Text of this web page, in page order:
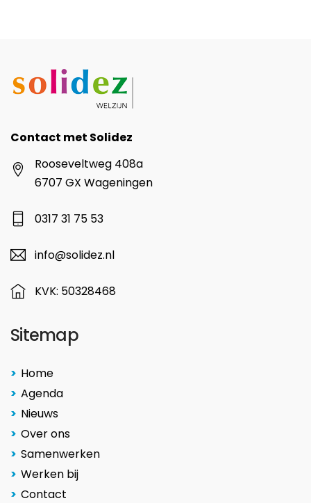
Contact met Solidez
Rooseveltweg 408a
6707 GX Wageningen
0317 31 75 53
info@solidez.nl
KVK: 50328468
Sitemap
Home
Agenda
Nieuws
Over ons
Samenwerken
Werken bij
Contact